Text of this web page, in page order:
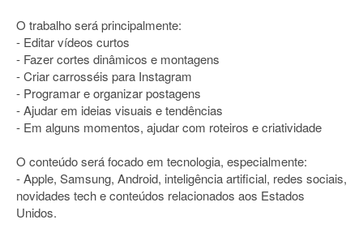
O trabalho será principalmente:
- Editar vídeos curtos
- Fazer cortes dinâmicos e montagens
- Criar carrosséis para Instagram
- Programar e organizar postagens
- Ajudar em ideias visuais e tendências
- Em alguns momentos, ajudar com roteiros e criatividade
O conteúdo será focado em tecnologia, especialmente:
- Apple, Samsung, Android, inteligência artificial, redes sociais,
novidades tech e conteúdos relacionados aos Estados
Unidos.